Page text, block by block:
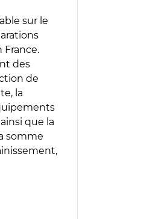
sur le
France.
des
de
la
que la
somme